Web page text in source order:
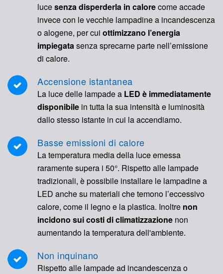
lucesenza disperderla in calorecome accade
invece con le vecchie lampadine a incandescenza
o alogene, per cui ottimizzano l’energia
impiegatasenza sprecarne parte nell’emissione
di calore.
Accensione istantanea
La luce delle lampade a LED è immediatamente
disponibile in tutta la sua intensità e luminosità
dallo stesso istante in cui la accendiamo.
Basse emissioni di calore
La temperatura media della luce emessa
raramente supera i 50°. Rispetto alle lampade
tradizionali, è possibile installare le lampadine a
LED anche su materiali che temono l’eccessivo
calore, come il legno e la plastica. Inoltre non
incidono sui costi di climatizzazione non
aumentando la temperatura dell'ambiente.
Non inquinano
Rispetto alle lampade ad incandescenza o